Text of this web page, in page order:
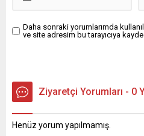
Daha sonraki yorumlarımda
ve site adresim bu tarayıcıya
Ziyaretçi Yorumları - 0
Henüz yorum yapılmamış.